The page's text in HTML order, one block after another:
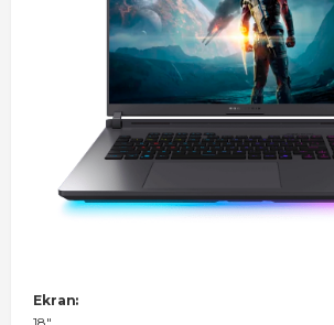
Ekran: